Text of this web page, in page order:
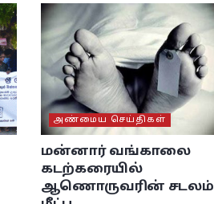
அண்மைய செய்திகள்
மன்னார் வங்காலை
கடற்கரையில்
ஆணொருவரின் சடலம்